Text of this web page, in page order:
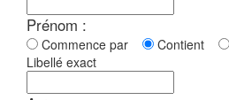
Prénom :
Commence par Contient
Libellé exact